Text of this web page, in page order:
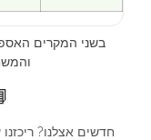
בשני המקרים
חדשים אצלנו?